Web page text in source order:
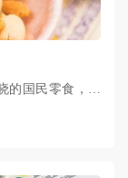
的国民零食，柿
亀田制果的